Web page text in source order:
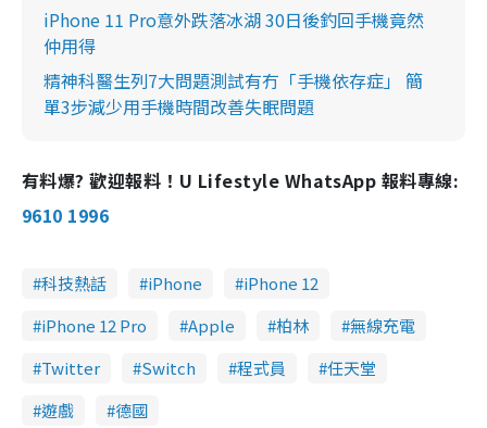
iPhone 11 Pro意外跌落冰湖 30日後釣回手機竟然
仲用得
精神科醫生列7大問題測試有冇「手機依存症」 簡
單3步減少用手機時間改善失眠問題
有料爆? 歡迎報料！U Lifestyle WhatsApp 報料專線:
9610 1996
科技熱話 iPhone
iPhone 12
iPhone 12 Pro
Apple 柏林
無線充電
Twitter
Switch 程式員
任天堂
遊戲
德國